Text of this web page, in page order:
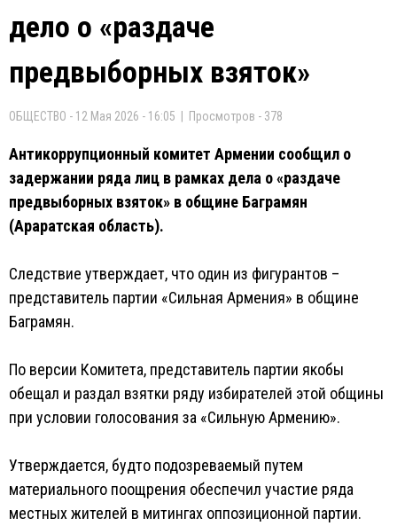
дело о «раздаче
предвыборных взяток»
ОБЩЕСТВО - 12 Мая 2026 - 16:05 | Просмотров - 378
Антикоррупционный комитет Армении сообщил о
задержании ряда лиц в рамках дела о «раздаче
предвыборных взяток» в общине Баграмян
(Араратская область).
Следствие утверждает, что один из фигурантов –
представитель партии «Сильная Армения» в общине
Баграмян.
По версии Комитета, представитель партии якобы
обещал и раздал взятки ряду избирателей этой общины
при условии голосования за «Сильную Армению».
Утверждается, будто подозреваемый путем
материального поощрения обеспечил участие ряда
местных жителей в митингах оппозиционной партии.